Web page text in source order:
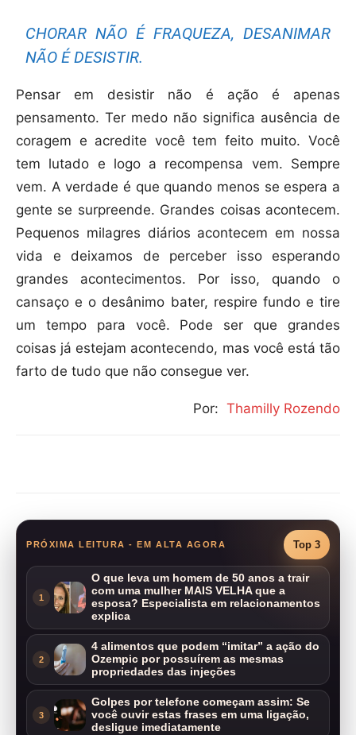
CHORAR NÃO É FRAQUEZA, DESANIMAR
NÃO É DESISTIR.
Pensar em desistir não é ação é apenas
pensamento. Ter medo não significa ausência de
coragem e acredite você tem feito muito. Você
tem lutado e logo a recompensa vem. Sempre
vem. A verdade é que quando menos se espera a
gente se surpreende. Grandes coisas acontecem.
Pequenos milagres diários acontecem em nossa
vida e deixamos de perceber isso esperando
grandes acontecimentos. Por isso, quando o
cansaço e o desânimo bater, respire fundo e tire
um tempo para você. Pode ser que grandes
coisas já estejam acontecendo, mas você está tão
farto de tudo que não consegue ver.
Por: Thamilly Rozendo
PRÓXIMA LEITURA - EM ALTA AGORA Top 3
1
O que leva um homem de 50 anos a trair
com uma mulher MAIS VELHA que a
esposa? Especialista em relacionamentos
explica
2
4 alimentos que podem “imitar” a ação do
Ozempic por possuírem as mesmas
propriedades das injeções
3
Golpes por telefone começam assim: Se
você ouvir estas frases em uma ligação,
desligue imediatamente